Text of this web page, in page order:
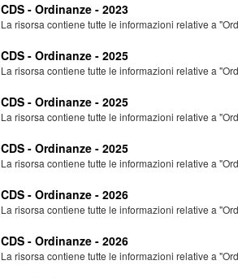
CDS - Ordinanze - 2023
La risorsa contiene tutte le informazioni relative a
CDS - Ordinanze - 2025
La risorsa contiene tutte le informazioni relative a
CDS - Ordinanze - 2025
La risorsa contiene tutte le informazioni relative a
CDS - Ordinanze - 2025
La risorsa contiene tutte le informazioni relative a
CDS - Ordinanze - 2026
La risorsa contiene tutte le informazioni relative a
CDS - Ordinanze - 2026
La risorsa contiene tutte le informazioni relative a